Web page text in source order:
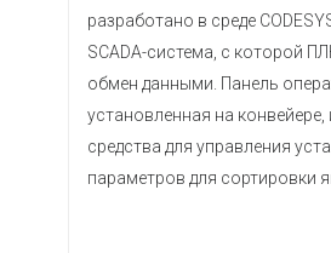
разработано в среде
SCADA-система, с которой
обмен данными. Панель
установленная на
средства для управления
параметров для сортировки